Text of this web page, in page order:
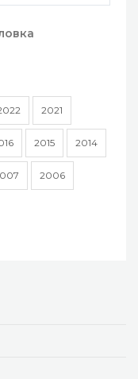
2021
2015 2014
2006